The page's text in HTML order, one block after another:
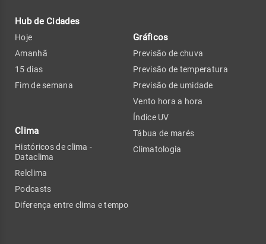
Hub de Cidades
Hoje
Amanhã
15 dias
Fim de semana
Clima
Históricos de clima -
Dataclima
Relclima
Podcasts
Diferença entre clima e tempo
Gráficos
Previsão de chuva
Previsão de temperatura
Previsão de umidade
Vento hora a hora
Índice UV
Tábua de marés
Climatologia